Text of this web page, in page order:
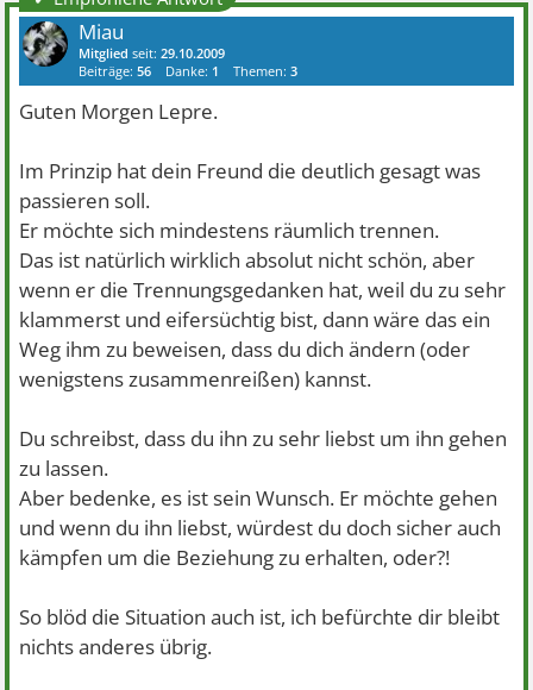
Miau
Mitglied seit:29.10.2009
Beiträge:56 Danke: 1 Themen:3
Guten Morgen Lepre.
Im Prinzip hat dein Freund die deutlich gesagt was
passieren soll.
Er möchte sich mindestens räumlich trennen.
Das ist natürlich wirklich absolut nicht schön, aber
wenn er die Trennungsgedanken hat, weil du zu sehr
klammerst und eifersüchtig bist, dann wäre das ein
Weg ihm zu beweisen, dass du dich ändern (oder
wenigstens zusammenreißen) kannst.
Du schreibst, dass du ihn zu sehr liebst um ihn gehen
zu lassen.
Aber bedenke, es ist sein Wunsch. Er möchte gehen
und wenn du ihn liebst, würdest du doch sicher auch
kämpfen um die Beziehung zu erhalten, oder?!
So blöd die Situation auch ist, ich befürchte dir bleibt
nichts anderes übrig.